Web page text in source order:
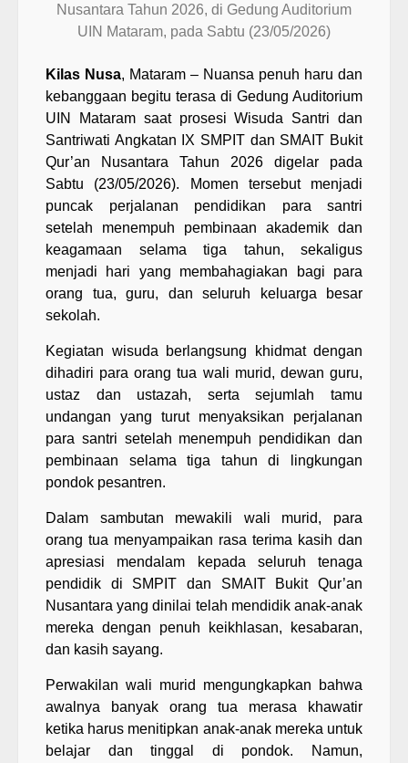
Nusantara Tahun 2026, di Gedung Auditorium
UIN Mataram, pada Sabtu (23/05/2026)
Kilas Nusa, Mataram – Nuansa penuh haru dan
kebanggaan begitu terasa di Gedung Auditorium
UIN Mataram saat prosesi Wisuda Santri dan
Santriwati Angkatan IX SMPIT dan SMAIT Bukit
Qur’an Nusantara Tahun 2026 digelar pada
Sabtu (23/05/2026). Momen tersebut menjadi
puncak perjalanan pendidikan para santri
setelah menempuh pembinaan akademik dan
keagamaan selama tiga tahun, sekaligus
menjadi hari yang membahagiakan bagi para
orang tua, guru, dan seluruh keluarga besar
sekolah.
Kegiatan wisuda berlangsung khidmat dengan
dihadiri para orang tua wali murid, dewan guru,
ustaz dan ustazah, serta sejumlah tamu
undangan yang turut menyaksikan perjalanan
para santri setelah menempuh pendidikan dan
pembinaan selama tiga tahun di lingkungan
pondok pesantren.
Dalam sambutan mewakili wali murid, para
orang tua menyampaikan rasa terima kasih dan
apresiasi mendalam kepada seluruh tenaga
pendidik di SMPIT dan SMAIT Bukit Qur’an
Nusantara yang dinilai telah mendidik anak-anak
mereka dengan penuh keikhlasan, kesabaran,
dan kasih sayang.
Perwakilan wali murid mengungkapkan bahwa
awalnya banyak orang tua merasa khawatir
ketika harus menitipkan anak-anak mereka untuk
belajar dan tinggal di pondok. Namun,